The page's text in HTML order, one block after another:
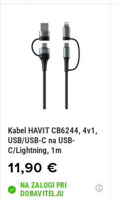
Kabel HAVIT CB6244, 4v1,
USB/USB-C na USB-
C/Lightning, 1m
11,90 €
NA ZALOGI PRI
DOBAVITELJU